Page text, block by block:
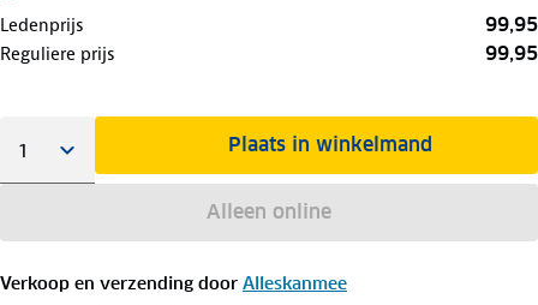
Ledenprijs 99,95
Reguliere prijs 99,95
Plaats in winkelmand
Alleen online
Verkoop en verzending door Alleskanmee